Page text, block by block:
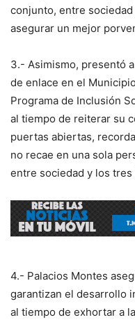
conjunto, entre
asegurar un mejor
3.- Asimismo, presentó
de enlace en el
Programa de Inclusión
al tiempo de reiterar su
puertas abiertas,
no recae en una sola
entre sociedad y los
4.- Palacios Montes
garantizan el desarrollo
al tiempo de exhortar a